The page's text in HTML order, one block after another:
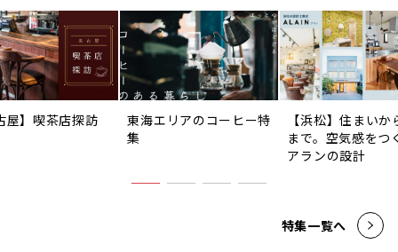
屋】喫茶店探訪
東海エリアのコーヒー特
集
【浜松】住まいか
まで。空気感をつ
アランの設計
特集一覧へ